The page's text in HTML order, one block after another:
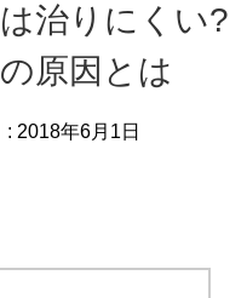
治りにくい?
原因とは
: 2018年6月1日